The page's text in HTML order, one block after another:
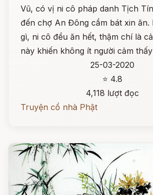
Vũ, có vị ni cô pháp danh Tịch
đến chợ An Đông cầm bát xin ăn.
gì, ni cô đều ăn hết, thậm chí là
này khiến không ít người cảm
25-03-2020
⭐ 4.8
4,118 lượt đọc
Truyện cổ nhà Phật